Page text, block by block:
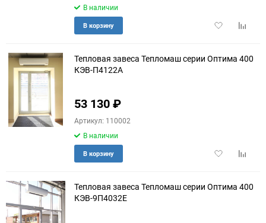
В наличии
Добавить
В корзину
Тепловая завеса Тепломаш серии Оптима 400
КЭВ-П4122A
53 130₽
Артикул: 110002
В наличии
Добавить
В корзину
Тепловая завеса Тепломаш серии Оптима 400
КЭВ-9П4032E